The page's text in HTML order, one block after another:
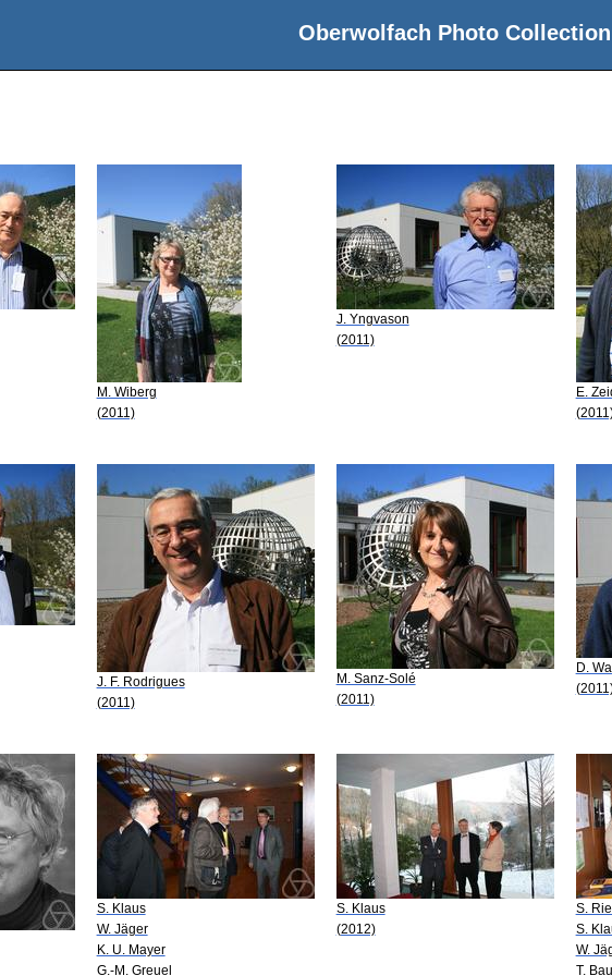
Oberwolfach Photo Collection
M. Wiberg
(2011)
J. Yngvason
(2011)
E.
J. F. Rodrigues
(2011)
M. Sanz-Solé
(2011)
D.
S. Klaus
W. Jäger
K. U. Mayer
G.-M. Greuel
S. Klaus
(2012)
S.
S.
W.
T.